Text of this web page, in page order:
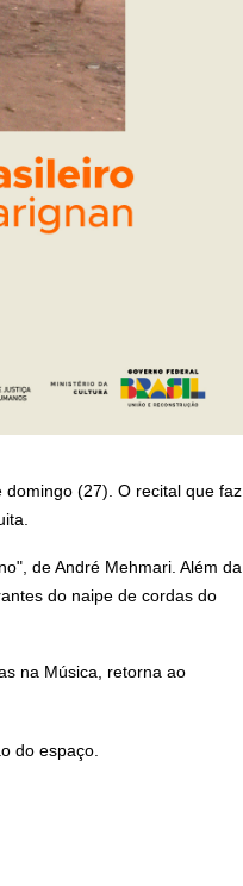
(27). O recital que faz
de André Mehmari. Além da
do naipe de cordas do
na Música, retorna ao
do espaço.